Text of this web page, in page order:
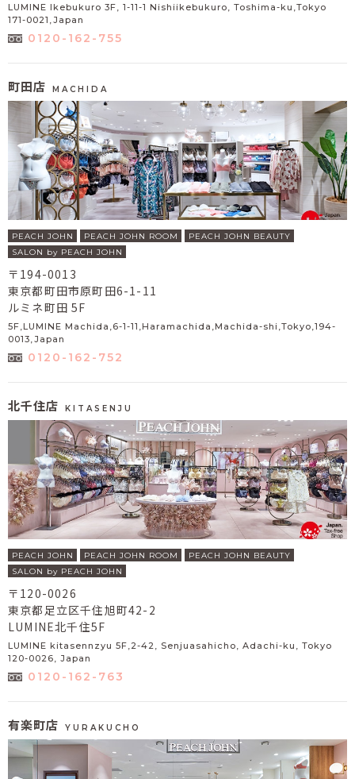
LUMINE Ikebukuro 3F, 1-11-1 Nishiikebukuro, Toshima-ku,Tokyo
171-0021,Japan
0120-162-755
町田店 MACHIDA
PEACH JOHN PEACH JOHN ROOM
PEACH JOHN BEAUTY
SALON by PEACH JOHN
〒194-0013
東京都町田市原町田6-1-11
ルミネ町田 5F
5F,LUMINE Machida,6-1-11,Haramachida,Machida-shi,Tokyo,194-
0013,Japan
0120-162-752
北千住店 KITASENJU
PEACH JOHN PEACH JOHN ROOM
PEACH JOHN BEAUTY
SALON by PEACH JOHN
〒120-0026
東京都足立区千住旭町42-2
LUMINE北千住5F
LUMINE kitasennzyu 5F,2-42, Senjuasahicho, Adachi-ku, Tokyo
120-0026, Japan
0120-162-763
有楽町店 YURAKUCHO